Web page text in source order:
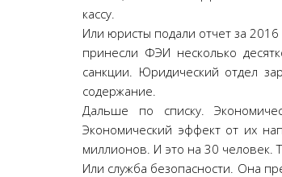
кассу.
Или юристы подали отчет за
принесли ФЭИ несколько
санкции. Юридический отдел
содержание.
Дальше по списку.
Экономический эффект от их
миллионов. И это на 30 человек.
Или служба безопасности. Она